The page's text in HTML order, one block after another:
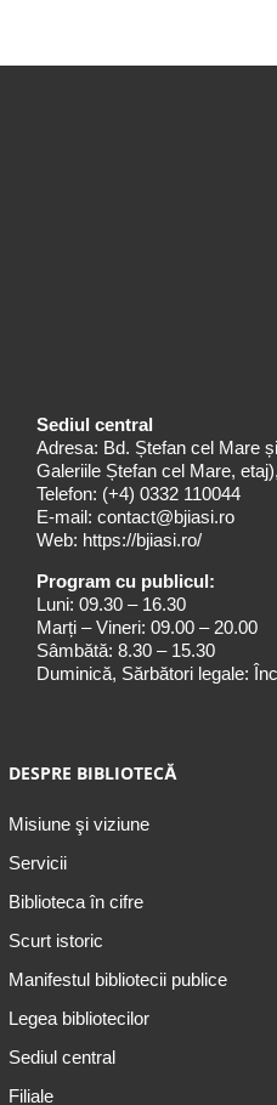
Sediul central
Adresa: Bd. Ștefan cel Mare
Galeriile Ștefan cel Mare,
Telefon: (+4) 0332 110044
E-mail: contact@bjiasi.ro
Web: https://bjiasi.ro/
Program cu publicul:
Luni: 09.30 – 16.30
Marți – Vineri: 09.00 – 20.00
Sâmbătă: 8.30 – 15.30
Duminică, Sărbători legale:
DESPRE BIBLIOTECĂ
Misiune şi viziune
Servicii
Biblioteca în cifre
Scurt istoric
Manifestul bibliotecii publice
Legea bibliotecilor
Sediul central
Filiale